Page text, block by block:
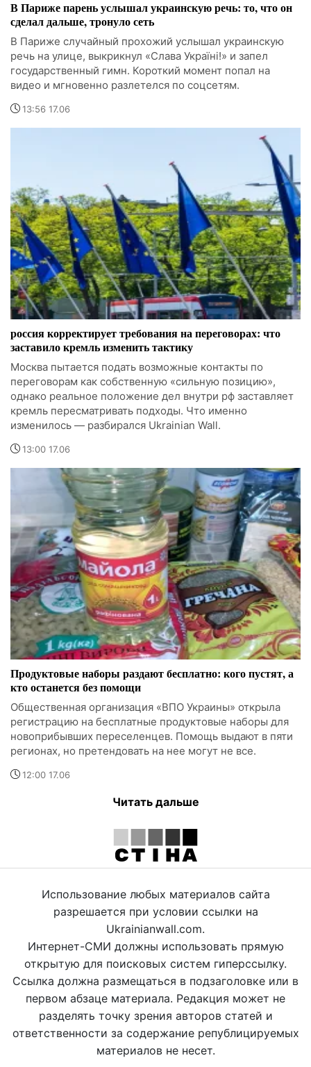
В Париже парень услышал украинскую речь: то, что он
сделал дальше, тронуло сеть
В Париже случайный прохожий услышал украинскую
речь на улице, выкрикнул «Слава Україні!» и запел
государственный гимн. Короткий момент попал на
видео и мгновенно разлетелся по соцсетям.
13:56 17.06
россия корректирует требования на переговорах: что
заставило кремль изменить тактику
Москва пытается подать возможные контакты по
переговорам как собственную «сильную позицию»,
однако реальное положение дел внутри рф заставляет
кремль пересматривать подходы. Что именно
изменилось — разбирался Ukrainian Wall.
13:00 17.06
Продуктовые наборы раздают бесплатно: кого пустят, а
кто останется без помощи
Общественная организация «ВПО Украины» открыла
регистрацию на бесплатные продуктовые наборы для
новоприбывших переселенцев. Помощь выдают в пяти
регионах, но претендовать на нее могут не все.
12:00 17.06
Читать дальше
Использование любых материалов сайта
разрешается при условии ссылки на
Ukrainianwall.com.
Интернет-СМИ должны использовать прямую
открытую для поисковых систем гиперссылку.
Ссылка должна размещаться в подзаголовке или в
первом абзаце материала. Редакция может не
разделять точку зрения авторов статей и
ответственности за содержание републицируемых
материалов не несет.